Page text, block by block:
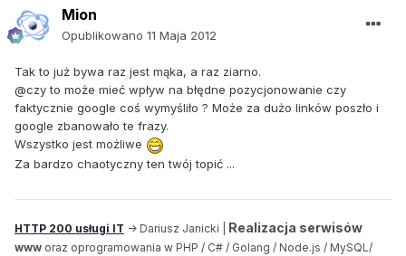
Mion
Opublikowano 11 Maja 2012
Tak to już bywa raz jest mąka, a raz ziarno.
@czy to może mieć wpływ na błędne pozycjonowanie czy
faktycznie google coś wymyśliło ? Może za dużo linków poszło i
google zbanowało te frazy.
Wszystko jest możliwe
Za bardzo chaotyczny ten twój topić ...
HTTP 200 usługi IT -> Dariusz Janicki | Realizacja serwisów
www oraz oprogramowania w PHP / C# / Golang / Node.js / MySQL/